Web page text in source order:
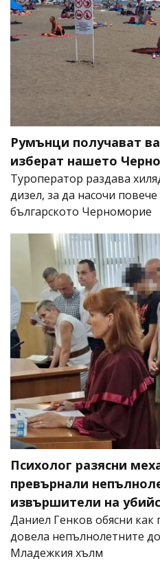
Румънци получават
изберат нашето
Туроператор раздава
дизел, за да насочи
българското Черноморие
Психолог разясни
превърнали
извършители на
Даниел Генков обясни как
довела непълнолетните
Младежкия хълм